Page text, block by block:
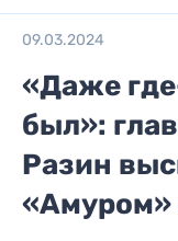
09.03.2024
«Даже
был»:
Разин
«Амуром»